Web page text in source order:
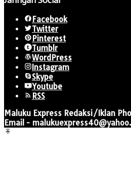
Facebook
Twitter
Pinterest
Tumblr
WordPress
Instagram
Skype
Youtube
RSS
Maluku Express Redaksi/Iklan
Email -